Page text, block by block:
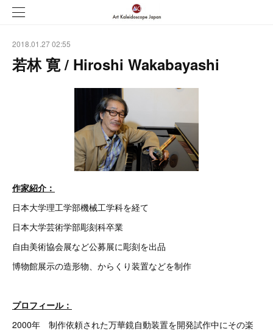
2018.01.27 02:55
若林 寛 / Hiroshi Wakabayashi
作家紹介：
日本大学理工学部機械工学科を経て
日本大学芸術学部彫刻科卒業
自由美術協会展など公募展に彫刻を出品
博物館展示の造形物、からくり装置などを制作
プロフィール：
2000年 制作依頼された万華鏡自動装置を開発試作中にその楽